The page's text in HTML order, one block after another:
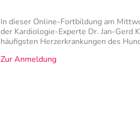
In dieser Online-Fortbildung am
der Kardiologie-Experte Dr. Jan-Gerd
häufigsten Herzerkrankungen des
Zur Anmeldung